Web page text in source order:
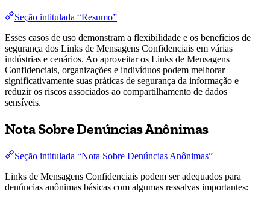
Seção intitulada “Resumo”
Esses casos de uso demonstram a flexibilidade e os benefícios de
segurança dos Links de Mensagens Confidenciais em várias
indústrias e cenários. Ao aproveitar os Links de Mensagens
Confidenciais, organizações e indivíduos podem melhorar
significativamente suas práticas de segurança da informação e
reduzir os riscos associados ao compartilhamento de dados
sensíveis.
Nota Sobre Denúncias Anônimas
Seção intitulada “Nota Sobre Denúncias Anônimas”
Links de Mensagens Confidenciais podem ser adequados para
denúncias anônimas básicas com algumas ressalvas importantes: